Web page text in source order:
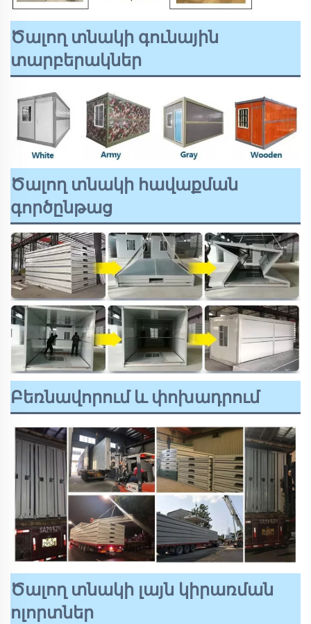
Ծալող տնակի գունային
տարբերակներ
Ծալող տնակի հավաքման
գործընթաց
Բեռնավորում և փոխադրում
Ծալող տնակի լայն կիրառման
ոլորտներ